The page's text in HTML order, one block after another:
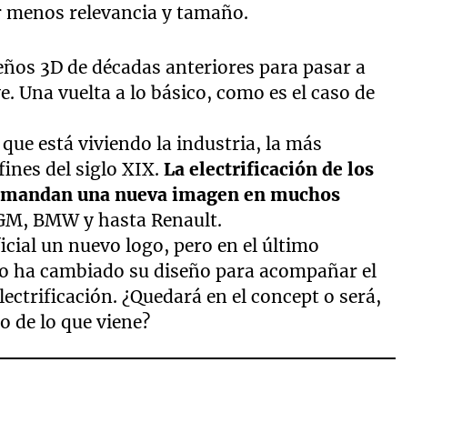
relevancia y tamaño.
3D de décadas anteriores para pasar a
Una vuelta a lo básico, como es el caso de
está viviendo la industria, la más
del siglo XIX.La electrificación de los
una nueva imagen en muchos
BMW y hasta Renault.
un nuevo logo, pero en el último
ha cambiado su diseño para acompañar el
¿Quedará en el concept o será,
de lo que viene?